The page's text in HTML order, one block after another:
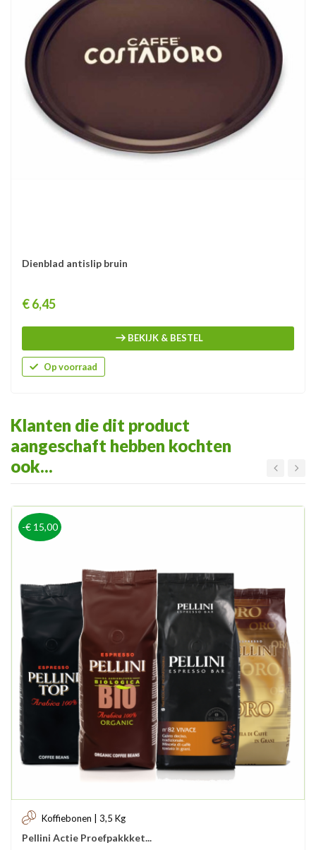
Dienblad antislip bruin
Prijs
€ 6,45
BEKIJK & BESTEL
Op voorraad
Klanten die dit product
aangeschaft hebben kochten
ook...
-€ 15,00
Koffiebonen | 3,5 Kg
Pellini Actie Proefpakkket...